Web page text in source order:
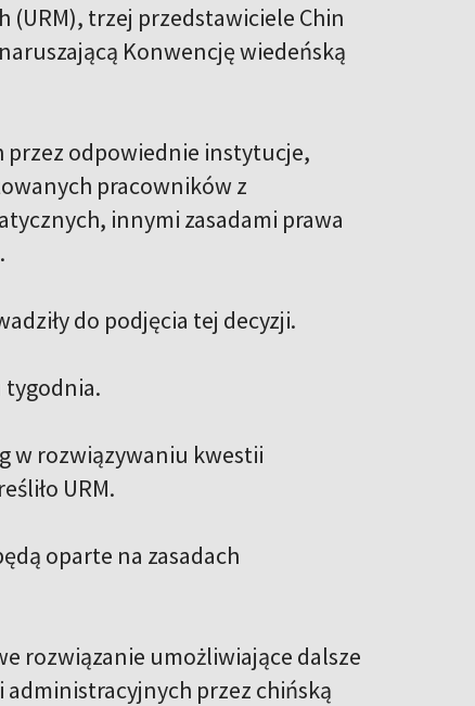
trzej przedstawiciele Chin
Konwencję wiedeńską
przez odpowiednie instytucje,
pracowników z
innymi zasadami prawa
do podjęcia tej decyzji.
tygodnia.
w rozwiązywaniu kwestii
URM.
oparte na zasadach
rozwiązanie umożliwiające dalsze
przez chińską